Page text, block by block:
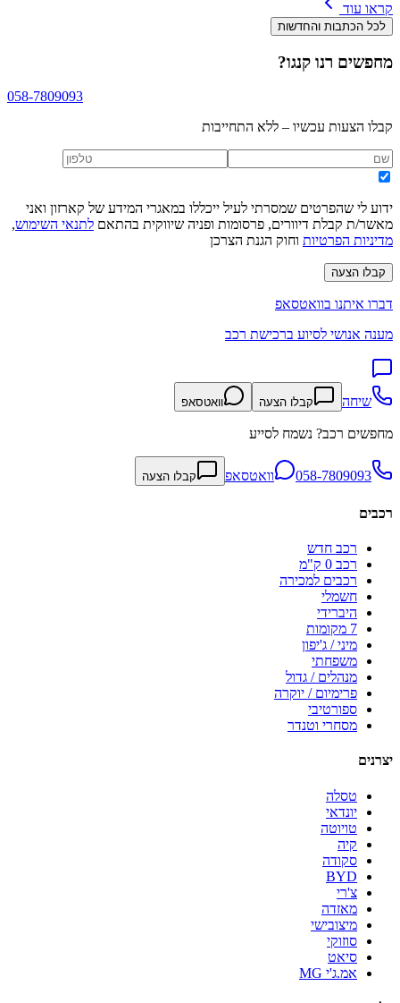
קראו עוד
לכל הכתבות והחדשות
מחפשים רנו קנגו?
058-7809093
קבלו הצעות עכשיו – ללא התחייבות
ידוע לי שהפרטים שמסרתי לעיל ייכללו במאגרי המידע של קארזון ואני
מאשר/ת קבלת דיוורים, פרסומות ופניה שיווקית בהתאם לתנאי השימוש,
מדיניות הפרטיות וחוק הגנת הצרכן
קבלו הצעה
דברו איתנו בוואטסאפ
מענה אנושי לסיוע ברכישת רכב
שיחה קבלו הצעה וואטסאפ
מחפשים רכב? נשמח לסייע
058-7809093 וואטסאפ קבלו הצעה
רכבים
רכב חדש
רכב 0 ק"מ
רכבים למכירה
חשמלי
היברידי
7 מקומות
מיני / ג'יפון
משפחתי
מנהלים / גדול
פרימיום / יוקרה
ספורטיבי
מסחרי וטנדר
יצרנים
טסלה
יונדאי
טויוטה
קיה
סקודה
BYD
צ'רי
מאזדה
מיצובישי
סוזוקי
סיאט
אמ.ג'י MG